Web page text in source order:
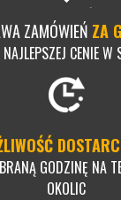
ZAMÓWIEŃ ZA
CENIE W
GODZINĘ NA
OKOLIC